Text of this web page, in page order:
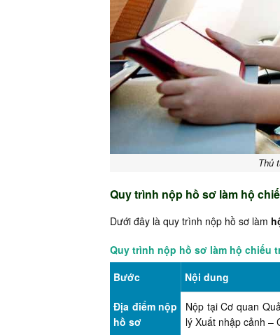
Thủ
Quy trình nộp hồ sơ làm hộ
Dưới đây là quy trình nộp hồ sơ làm
Quy trình nộp hồ sơ làm hộ chiếu
Bước
Nội dung
Địa điểm nộp
hồ sơ
Nộp tại Cơ quan
lý Xuất nhập cảnh –